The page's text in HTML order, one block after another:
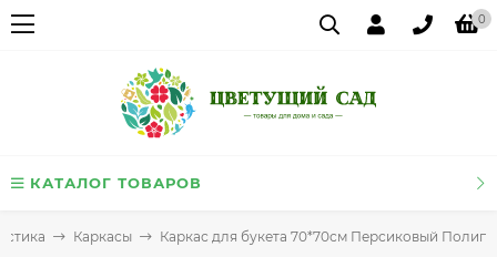
0
КАТАЛОГ ТОВАРОВ
Каркасы Каркас для букета 70*70см Персиковый